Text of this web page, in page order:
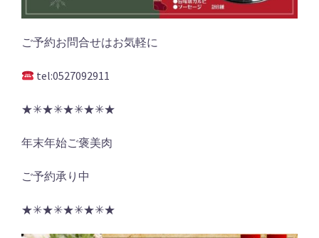
ご予約お問合せはお気軽に
tel:0527092911
★✳︎★✳︎★✳︎★✳︎★
年末年始ご褒美肉
ご予約承り中
★✳︎★✳︎★✳︎★✳︎★